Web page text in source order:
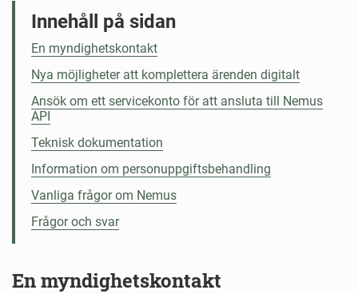
Innehåll på sidan
En myndighetskontakt
Nya möjligheter att komplettera ärenden digitalt
Ansök om ett servicekonto för att ansluta till Nemus
API
Teknisk dokumentation
Information om personuppgiftsbehandling
Vanliga frågor om Nemus
Frågor och svar
En myndighetskontakt